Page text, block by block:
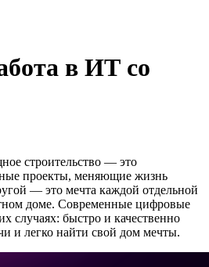
в ИТ со
строительство — это
проекты, меняющие жизнь
— это мечта каждой отдельной
доме. Современные цифровые
случаях: быстро и качественно
и легко найти свой дом мечты.